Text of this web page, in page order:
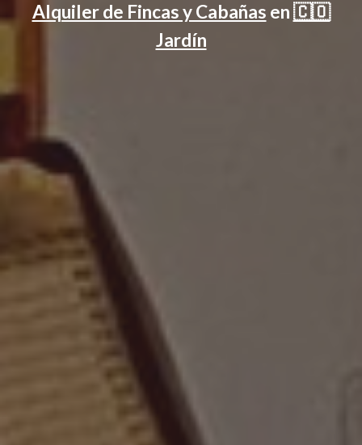
Alquiler de Fincas y Cabañas en🇨🇴
Jardín